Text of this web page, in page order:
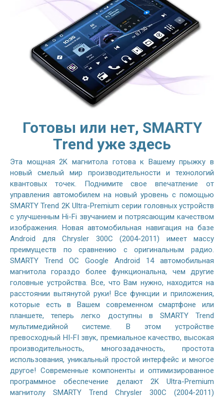
Готовы или нет, SMARTY
Trend уже здесь
Эта мощная 2K магнитола готова к Вашему прыжку в
новый смелый мир производительности и технологий
квантовых точек. Поднимите свое впечатление от
управления автомобилем на новый уровень с помощью
SMARTY Trend 2K Ultra-Premium серии головных устройств
с улучшенным Hi-Fi звучанием и потрясающим качеством
изображения. Новая автомобильная навигация на базе
Android для Chrysler 300C (2004-2011) имеет массу
преимуществ по сравнению с оригинальным радио.
SMARTY Trend ОС Google Android 14 автомобильная
магнитола гораздо более функциональна, чем другие
головные устройства. Все, что Вам нужно, находится на
расстоянии вытянутой руки! Все функции и приложения,
которые есть в Вашем современном смартфоне или
планшете, теперь легко доступны в SMARTY Trend
мультимедийной системе. В этом устройстве
превосходный HI-FI звук, премиальное качество, высокая
производительность, многозадачность, простота
использования, уникальный простой интерфейс и многое
другое! Современные компоненты и оптимизированное
программное обеспечение делают 2K Ultra-Premium
магнитолу SMARTY Trend Chrysler 300C (2004-2011)